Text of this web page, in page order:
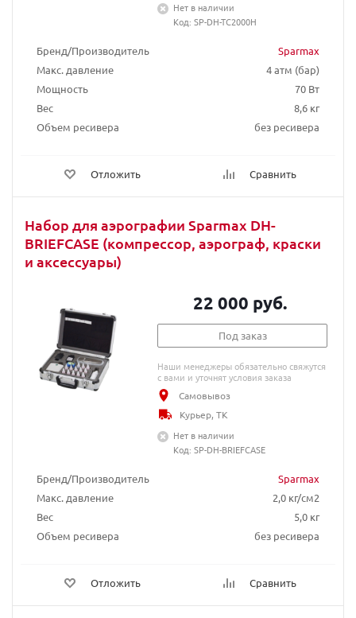
Бренд/Производитель
Sparmax
Макс. давление
4 атм (бар)
Мощность
70 Вт
Вес
8,6 кг
Объем ресивера
без ресивера
Отложить Сравнить
Нет в наличии
Код: SP-DH-TC2000H
Набор для аэрографии Sparmax DH-
BRIEFCASE (компрессор, аэрограф, краски
и аксессуары)
Бренд/Производитель
Sparmax
Макс. давление
2,0 кг/см2
Вес
5,0 кг
Объем ресивера
без ресивера
Отложить Сравнить
22 000 руб.
Под заказ
Наши менеджеры обязательно свяжутся
с вами и уточнят условия заказа
Самовывоз
Курьер, ТК
Нет в наличии
Код: SP-DH-BRIEFCASE